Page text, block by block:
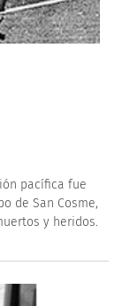
pacífica fue
de San Cosme,
y heridos.